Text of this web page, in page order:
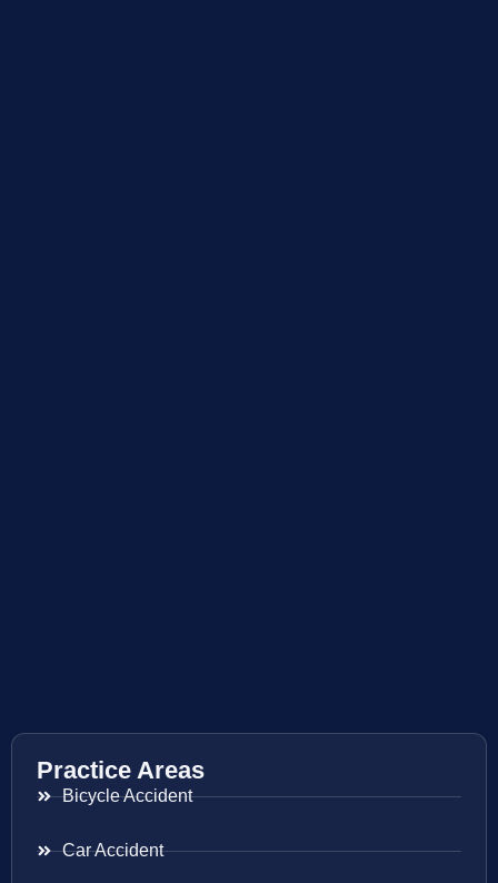
Practice Areas
Bicycle Accident
Car Accident